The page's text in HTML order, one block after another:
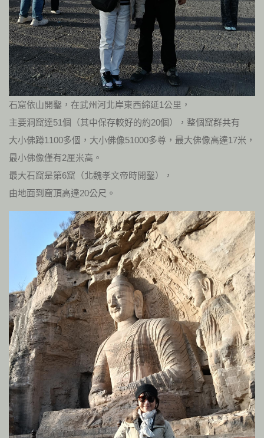
石窟依山開鑿，在武州河北岸東西綿延1公里，
主要洞窟達51個（其中保存較好的約20個），整個窟群共有
大小佛蹲1100多個，大小佛像51000多尊，最大佛像高達17米，
最小佛像僅有2厘米高。
最大石窟是第6窟（北魏孝文帝時開鑿），
由地面到窟頂高達20公尺。